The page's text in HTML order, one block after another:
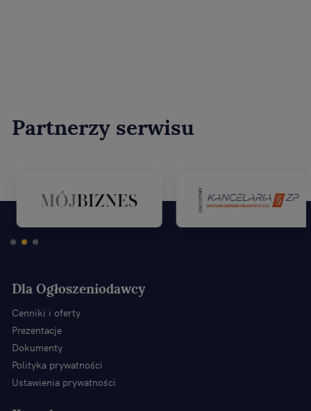
Partnerzy serwisu
Dla Ogłoszeniodawcy
Cenniki i oferty
Prezentacje
Dokumenty
Polityka prywatności
Ustawienia prywatności